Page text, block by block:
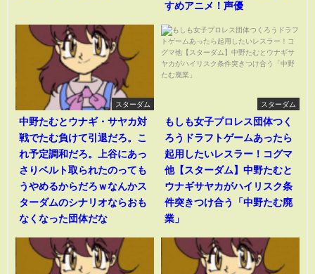
すめアニメ！声優
スターダム
中野たむとウナギ・サヤカ対
戦でたむ負けて引退だろ。こ
れ予定調和だろ。上谷にあっ
さりベルト取られたのっても
うやめるからだろｗなんかス
ターダムのシナリオならおも
なくなった団体だな
スターダム
もしも女子プロレス団体つく
ろうドラフトゲームあったら
起用したいレスラー！コグマ
他【スターダム】中野たむと
ウナギサヤカがハイリスク条
件突きつけ合う「中野たむ廃
業」